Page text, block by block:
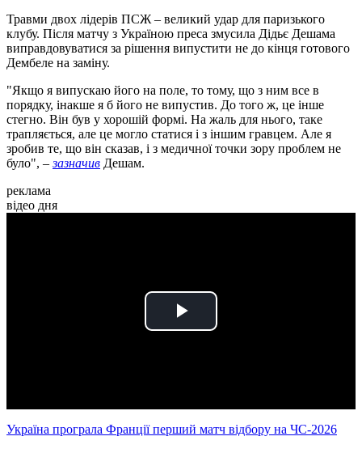
Травми двох лідерів ПСЖ – великий удар для паризького
клубу. Після матчу з Україною преса змусила Дідьє Дешама
виправдовуватися за рішення випустити не до кінця готового
Дембеле на заміну.
"Якщо я випускаю його на поле, то тому, що з ним все в
порядку, інакше я б його не випустив. До того ж, це інше
стегно. Він був у хорошій формі. На жаль для нього, таке
трапляється, але це могло статися і з іншим гравцем. Але я
зробив те, що він сказав, і з медичної точки зору проблем не
було", –зазначив Дешам.
реклама
відео дня
Play
Україна програла Франції перший матч відбору на ЧС-2026